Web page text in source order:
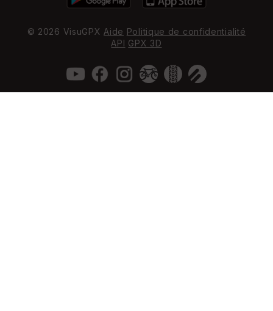
© 2026 VisuGPX Aide Politique de confidentialité
API GPX 3D